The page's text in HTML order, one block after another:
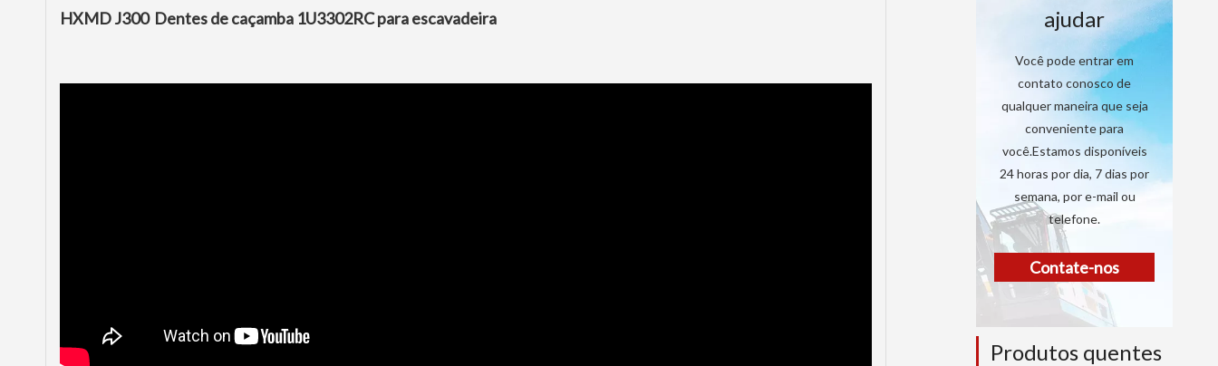
HXMD J300 Dentes de caçamba 1U3302RC para escavadeira
ajudar
Você pode entrar em
contato conosco de
qualquer maneira que seja
conveniente para
você.Estamos disponíveis
24 horas por dia, 7 dias por
semana, por e-mail ou
telefone.
Contate-nos
Produtos quentes